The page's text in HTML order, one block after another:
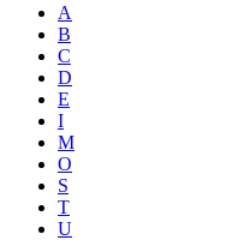
A
B
C
D
E
I
M
O
S
T
U